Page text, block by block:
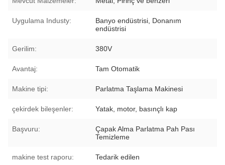
Uygulama Industy:
Banyo endüstrisi, Donanım
endüstrisi
Gerilim: 380V
Avantaj: Tam Otomatik
Makine tipi: Parlatma Taşlama Makinesi
çekirdek bileşenler: Yatak, motor, basınçlı kap
Başvuru:
Çapak Alma Parlatma Pah Pası
Temizleme
makine test raporu: Tedarik edilen